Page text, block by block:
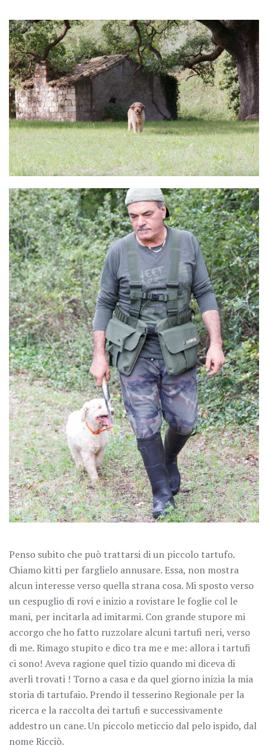
Penso subito che può trattarsi di un piccolo tartufo.
Chiamo kitti per farglielo annusare. Essa, non mostra
alcun interesse verso quella strana cosa. Mi sposto verso
un cespuglio di rovi e inizio a rovistare le foglie col le
mani, per incitarla ad imitarmi. Con grande stupore mi
accorgo che ho fatto ruzzolare alcuni tartufi neri, verso
di me. Rimago stupito e dico tra me e me: allora i tartufi
ci sono! Aveva ragione quel tizio quando mi diceva di
averli trovati ! Torno a casa e da quel giorno inizia la mia
storia di tartufaio. Prendo il tesserino Regionale per la
ricerca e la raccolta dei tartufi e successivamente
addestro un cane. Un piccolo meticcio dal pelo ispido, dal
nome Ricciò.